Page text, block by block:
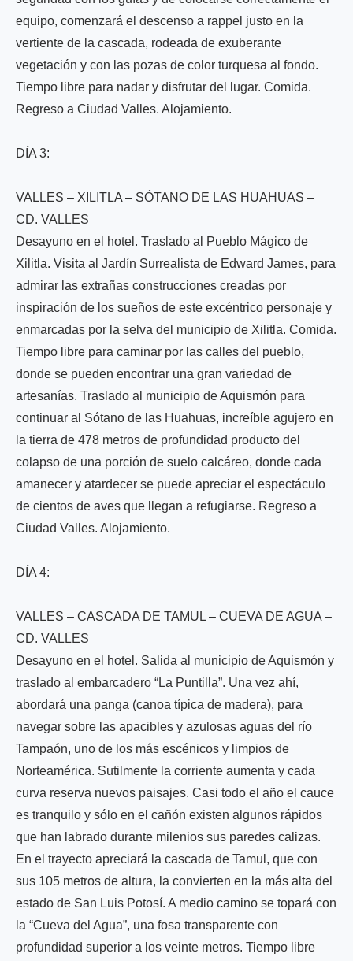
equipo, comenzará el descenso a rappel justo en la
vertiente de la cascada, rodeada de exuberante
vegetación y con las pozas de color turquesa al fondo.
Tiempo libre para nadar y disfrutar del lugar. Comida.
Regreso a Ciudad Valles. Alojamiento.
DÍA 3:
VALLES – XILITLA – SÓTANO DE LAS HUAHUAS –
CD. VALLES
Desayuno en el hotel. Traslado al Pueblo Mágico de
Xilitla. Visita al Jardín Surrealista de Edward James, para
admirar las extrañas construcciones creadas por
inspiración de los sueños de este excéntrico personaje y
enmarcadas por la selva del municipio de Xilitla. Comida.
Tiempo libre para caminar por las calles del pueblo,
donde se pueden encontrar una gran variedad de
artesanías. Traslado al municipio de Aquismón para
continuar al Sótano de las Huahuas, increíble agujero en
la tierra de 478 metros de profundidad producto del
colapso de una porción de suelo calcáreo, donde cada
amanecer y atardecer se puede apreciar el espectáculo
de cientos de aves que llegan a refugiarse. Regreso a
Ciudad Valles. Alojamiento.
DÍA 4:
VALLES – CASCADA DE TAMUL – CUEVA DE AGUA –
CD. VALLES
Desayuno en el hotel. Salida al municipio de Aquismón y
traslado al embarcadero “La Puntilla”. Una vez ahí,
abordará una panga (canoa típica de madera), para
navegar sobre las apacibles y azulosas aguas del río
Tampaón, uno de los más escénicos y limpios de
Norteamérica. Sutilmente la corriente aumenta y cada
curva reserva nuevos paisajes. Casi todo el año el cauce
es tranquilo y sólo en el cañón existen algunos rápidos
que han labrado durante milenios sus paredes calizas.
En el trayecto apreciará la cascada de Tamul, que con
sus 105 metros de altura, la convierten en la más alta del
estado de San Luis Potosí. A medio camino se topará con
la “Cueva del Agua”, una fosa transparente con
profundidad superior a los veinte metros. Tiempo libre